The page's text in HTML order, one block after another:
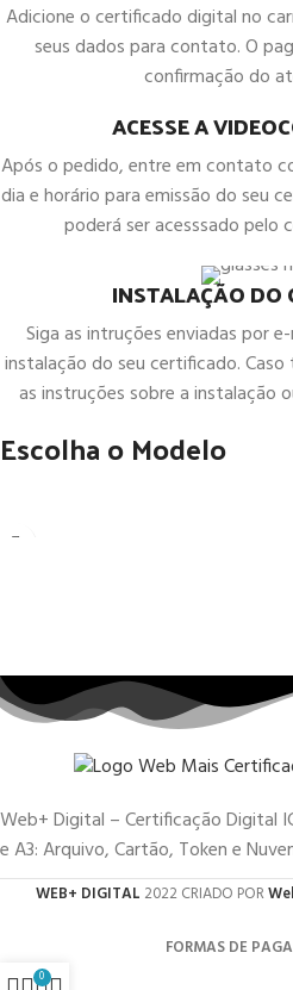
Adicione o certificado digital no
seus dados para contato. O
confirmação do
ACESSE A
Após o pedido, entre em contato
dia e horário para emissão do seu
poderá ser acesssado pelo
INSTALAÇÃO DO
Siga as intruções enviadas por
instalação do seu certificado.
as instruções sobre a instalação
Escolha o Modelo
Web+ Digital – Certificação Digital
e A3: Arquivo, Cartão, Token e
WEB+ DIGITAL 2022 CRIADO POR
FORMAS DE
0